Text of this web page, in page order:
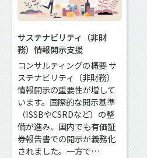
サステナビリティ（非財
務）情報開示支援
コンサルティングの概要 サ
ステナビリティ（非財務）
情報開示の重要性が増して
います。国際的な開示基準
（ISSBやCSRDなど）の整
備が進み、国内でも有価証
券報告書での開示が義務化
されました。一方で…